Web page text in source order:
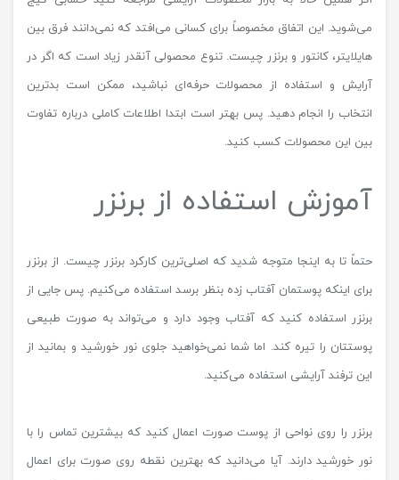
می‌شوید. این اتفاق مخصوصاً برای کسانی می‌افتد که نمی‌دانند فرق بین
هایلایتر، کانتور و برنزر چیست. تنوع محصولی آنقدر زیاد است که اگر در
آرایش و استفاده از محصولات حرفه‌ای نباشید، ممکن است بدترین
انتخاب را انجام دهید. پس بهتر است ابتدا اطلاعات کاملی درباره تفاوت
بین این محصولات کسب کنید.
آموزش استفاده از برنزر
حتماً تا به اینجا متوجه شدید که اصلی‌ترین کارکرد برنزر چیست. از برنزر
برای اینکه پوستمان آفتاب زده بنظر برسد استفاده می‌کنیم. پس جایی از
برنزر استفاده کنید که آفتاب وجود دارد و می‌تواند به صورت طبیعی
پوستتان را تیره کند. اما شما نمی‌خواهید جلوی نور خورشید و بمانید از
این ترفند آرایشی استفاده می‌کنید.
برنزر را روی نواحی از پوست صورت اعمال کنید که بیشترین تماس را با
نور خورشید دارند. آیا می‌دانید که بهترین نقطه روی صورت برای اعمال